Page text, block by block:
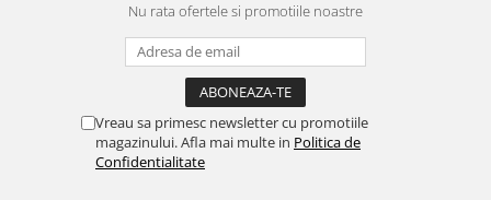
Nu rata ofertele si promotiile noastre
Vreau sa primesc newsletter cu promotiile
magazinului. Afla mai multe in Politica de
Confidentialitate